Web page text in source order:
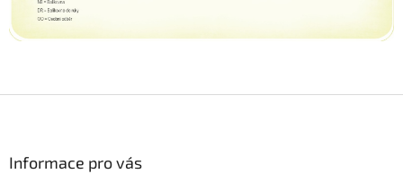
Informace pro vás